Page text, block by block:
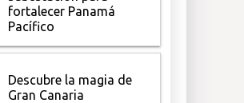
fortalecer Panamá
Pacífico
Descubre la magia de
Gran Canaria